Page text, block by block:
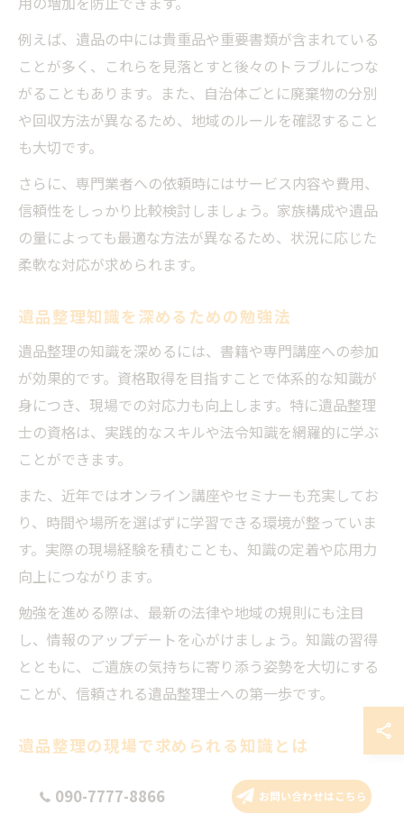
例えば、遺品の中には貴重品や重要書類が含まれている
ことが多く、これらを見落とすと後々のトラブルにつな
がることもあります。また、自治体ごとに廃棄物の分別
や回収方法が異なるため、地域のルールを確認すること
も大切です。
さらに、専門業者への依頼時にはサービス内容や費用、
信頼性をしっかり比較検討しましょう。家族構成や遺品
の量によっても最適な方法が異なるため、状況に応じた
柔軟な対応が求められます。
遺品整理知識を深めるための勉強法
遺品整理の知識を深めるには、書籍や専門講座への参加
が効果的です。資格取得を目指すことで体系的な知識が
身につき、現場での対応力も向上します。特に遺品整理
士の資格は、実践的なスキルや法令知識を網羅的に学ぶ
ことができます。
また、近年ではオンライン講座やセミナーも充実してお
り、時間や場所を選ばずに学習できる環境が整っていま
す。実際の現場経験を積むことも、知識の定着や応用力
向上につながります。
勉強を進める際は、最新の法律や地域の規則にも注目
し、情報のアップデートを心がけましょう。知識の習得
とともに、ご遺族の気持ちに寄り添う姿勢を大切にする
ことが、信頼される遺品整理士への第一歩です。
遺品整理の現場で求められる知識とは
遺品整理の現場では、法律や廃棄物処理、貴重品の取り
扱いなど幅広い知識が求められます。特に、遺品の分
090-7777-8866 お問い合わせはこちら